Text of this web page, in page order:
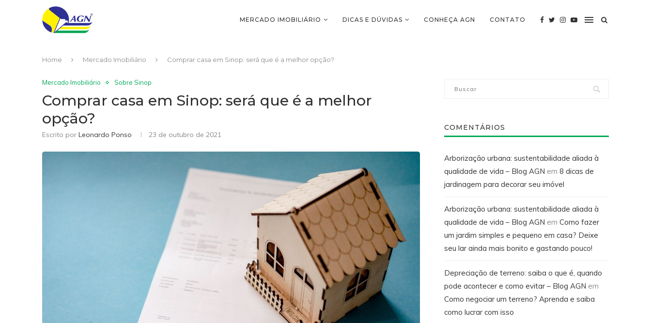
MERCADO IMOBILIÁRIO DICAS E DÚVIDAS CONHEÇA AGN CONTATO
Home Mercado Imobiliário Comprar casa em Sinop: será que é a melhor opção?
Mercado Imobiliário Sobre Sinop
Comprar casa em Sinop: será que é a melhor
opção?
Escrito por Leonardo Ponso 23 de outubro de 2021
COMENTÁRIOS
Arborização urbana: sustentabilidade aliada à
qualidade de vida – Blog AGN em 8 dicas de
jardinagem para decorar seu imóvel
Arborização urbana: sustentabilidade aliada à
qualidade de vida – Blog AGN em Como fazer
um jardim simples e pequeno em casa? Deixe
seu lar ainda mais bonito e gastando pouco!
Depreciação de terreno: saiba o que é, quando
pode acontecer e como evitar – Blog AGN em
Como negociar um terreno? Aprenda e saiba
como lucrar com isso